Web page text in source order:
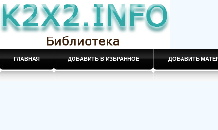
ГЛАВНАЯ ДОБАВИТЬ В ИЗБРАННОЕ ДОБАВИТЬ